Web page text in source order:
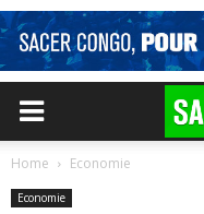
Home Economie
Economie